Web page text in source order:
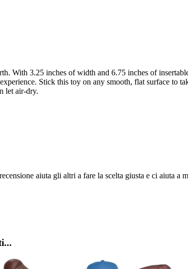
With 3.25 inches of width and 6.75 inches of
Stick this toy on any smooth, flat surface to
let air-dry.
aiuta gli altri a fare la scelta giusta e ci aiuta a